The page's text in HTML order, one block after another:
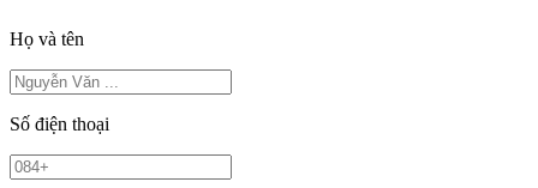
Họ và tên
Số điện thoại